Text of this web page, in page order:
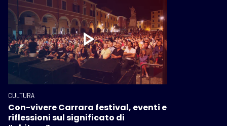
CULTURA
Con-vivere Carrara festival, eventi e
riflessioni sul significato di